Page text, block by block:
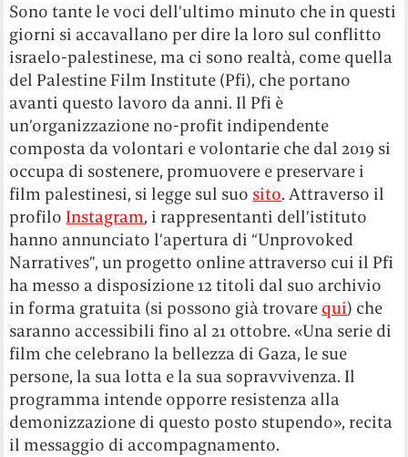
Sono tante le voci dell’ultimo minuto che in questi
giorni si accavallano per dire la loro sul conflitto
israelo-palestinese, ma ci sono realtà, come quella
del Palestine Film Institute (Pfi), che portano
avanti questo lavoro da anni. Il Pfi è
un’organizzazione no-profit indipendente
composta da volontari e volontarie che dal 2019 si
occupa di sostenere, promuovere e preservare i
film palestinesi, si legge sul suo sito. Attraverso il
profilo Instagram, i rappresentanti dell’istituto
hanno annunciato l’apertura di “Unprovoked
Narratives”, un progetto online attraverso cui il Pfi
ha messo a disposizione 12 titoli dal suo archivio
in forma gratuita (si possono già trovare qui) che
saranno accessibili fino al 21 ottobre. «Una serie di
film che celebrano la bellezza di Gaza, le sue
persone, la sua lotta e la sua sopravvivenza. Il
programma intende opporre resistenza alla
demonizzazione di questo posto stupendo», recita
il messaggio di accompagnamento.